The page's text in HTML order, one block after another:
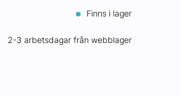
Finns i lager
2-3 arbetsdagar från webblager